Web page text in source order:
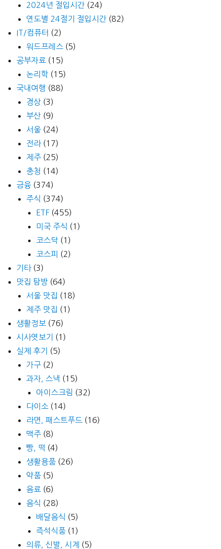
2024년 절입시간 (24)
연도별 24절기 절입시간 (82)
IT/컴퓨터 (2)
워드프레스 (5)
공부자료 (15)
논리학 (15)
국내여행 (88)
경상 (3)
부산 (9)
서울 (24)
전라(17)
제주 (25)
충청 (14)
금융 (374)
주식 (374)
ETF (455)
미국 주식 (1)
코스닥 (1)
코스피 (2)
기타(3)
맛집 탐방 (64)
서울 맛집 (18)
제주 맛집 (1)
생활정보 (76)
시사엿보기
(1)
실제 후기
(5)
가구 (2)
과자, 스낵 (15)
아이스크림 (32)
다이소 (14)
라면, 패스트푸드 (16)
맥주 (8)
빵, 떡 (4)
생활용품 (26)
약품 (5)
음료 (6)
음식 (28)
배달음식 (5)
즉석식품 (1)
의류, 신발, 시계
(5)